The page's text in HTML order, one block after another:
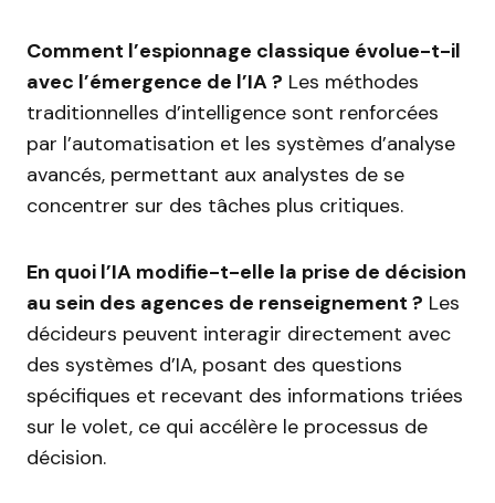
Comment l’espionnage classique évolue-t-il
avec l’émergence de l’IA ? Les méthodes
traditionnelles d’intelligence sont renforcées
par l’automatisation et les systèmes d’analyse
avancés, permettant aux analystes de se
concentrer sur des tâches plus critiques.
En quoi l’IA modifie-t-elle la prise de décision
au sein des agences de renseignement ? Les
décideurs peuvent interagir directement avec
des systèmes d’IA, posant des questions
spécifiques et recevant des informations triées
sur le volet, ce qui accélère le processus de
décision.